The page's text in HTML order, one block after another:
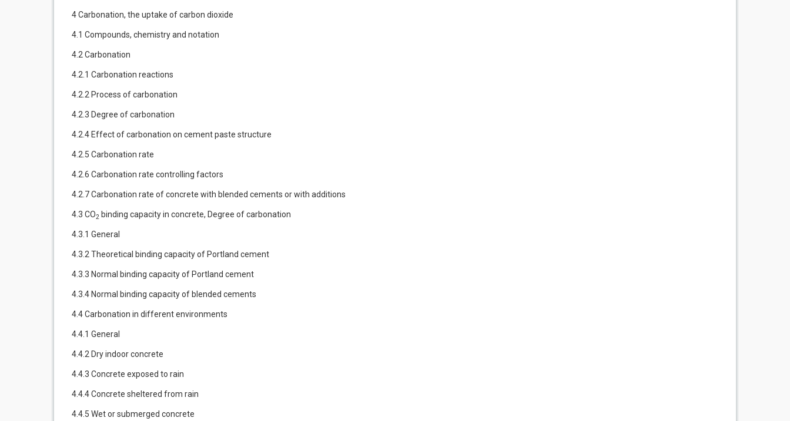
4 Carbonation, the uptake of carbon dioxide
4.1 Compounds, chemistry and notation
4.2 Carbonation
4.2.1 Carbonation reactions
4.2.2 Process of carbonation
4.2.3 Degree of carbonation
4.2.4 Effect of carbonation on cement paste structure
4.2.5 Carbonation rate
4.2.6 Carbonation rate controlling factors
4.2.7 Carbonation rate of concrete with blended cements or with additions
4.3 CO2 binding capacity in concrete, Degree of carbonation
4.3.1 General
4.3.2 Theoretical binding capacity of Portland cement
4.3.3 Normal binding capacity of Portland cement
4.3.4 Normal binding capacity of blended cements
4.4 Carbonation in different environments
4.4.1 General
4.4.2 Dry indoor concrete
4.4.3 Concrete exposed to rain
4.4.4 Concrete sheltered from rain
4.4.5 Wet or submerged concrete